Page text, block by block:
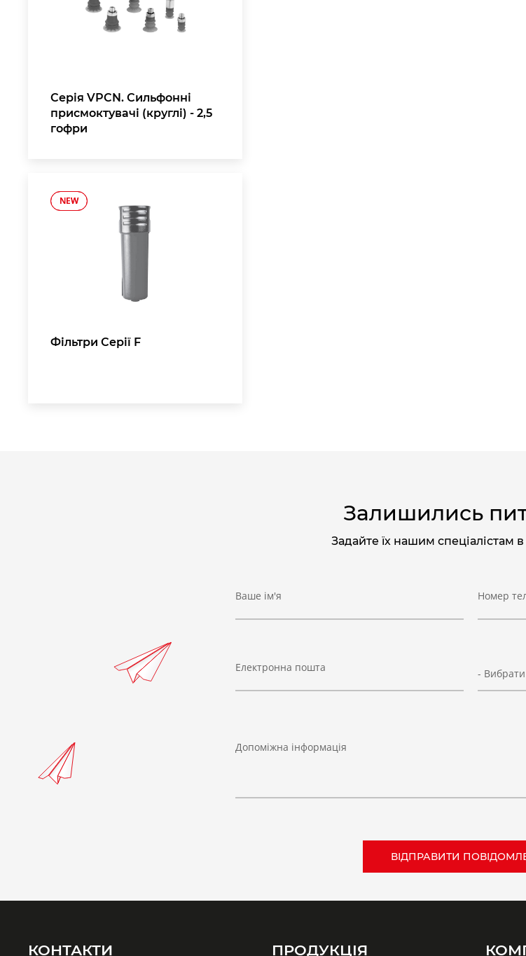
Серія VPCN. Сильфонні
присмоктувачі (круглі) - 2,5
гофри
NEW
NEW
Фільтри Серії F
Залишились
Задайте їх нашим спеціалістам
Ваше ім'я Номер
Електронна пошта -
Допоміжна інформація
КОНТАКТИ ПРОДУКЦІЯ